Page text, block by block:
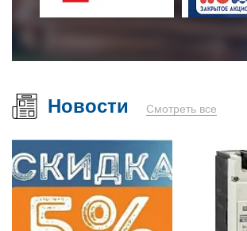
Новости Смотреть все